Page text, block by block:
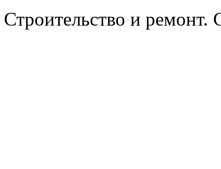
Строительство и